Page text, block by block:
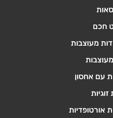
חכם
מעוצבות
עם אחסון
אורטופדיות